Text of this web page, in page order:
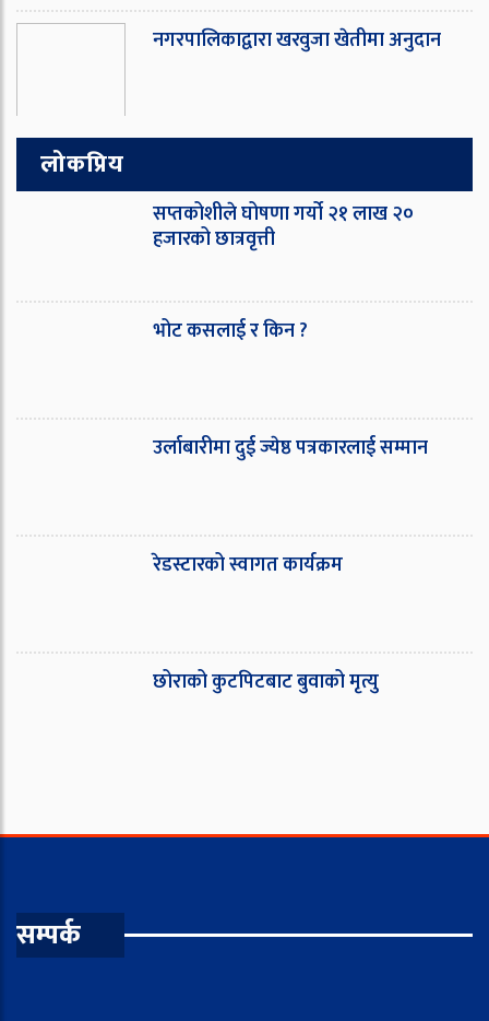
नगरपालिकाद्वारा खरवुजा खेतीमा अनुदान
लोकप्रिय
सप्तकोशीले घोषणा गर्यो २१ लाख २०
हजारको छात्रवृत्ती
भोट कसलाई र किन ?
उर्लाबारीमा दुई ज्येष्ठ पत्रकारलाई सम्मान
रेडस्टारको स्वागत कार्यक्रम
छोराको कुटपिटबाट बुवाको मृत्यु
सम्पर्क